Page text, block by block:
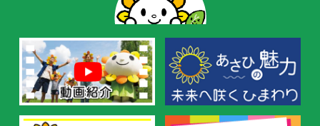
お
す
め